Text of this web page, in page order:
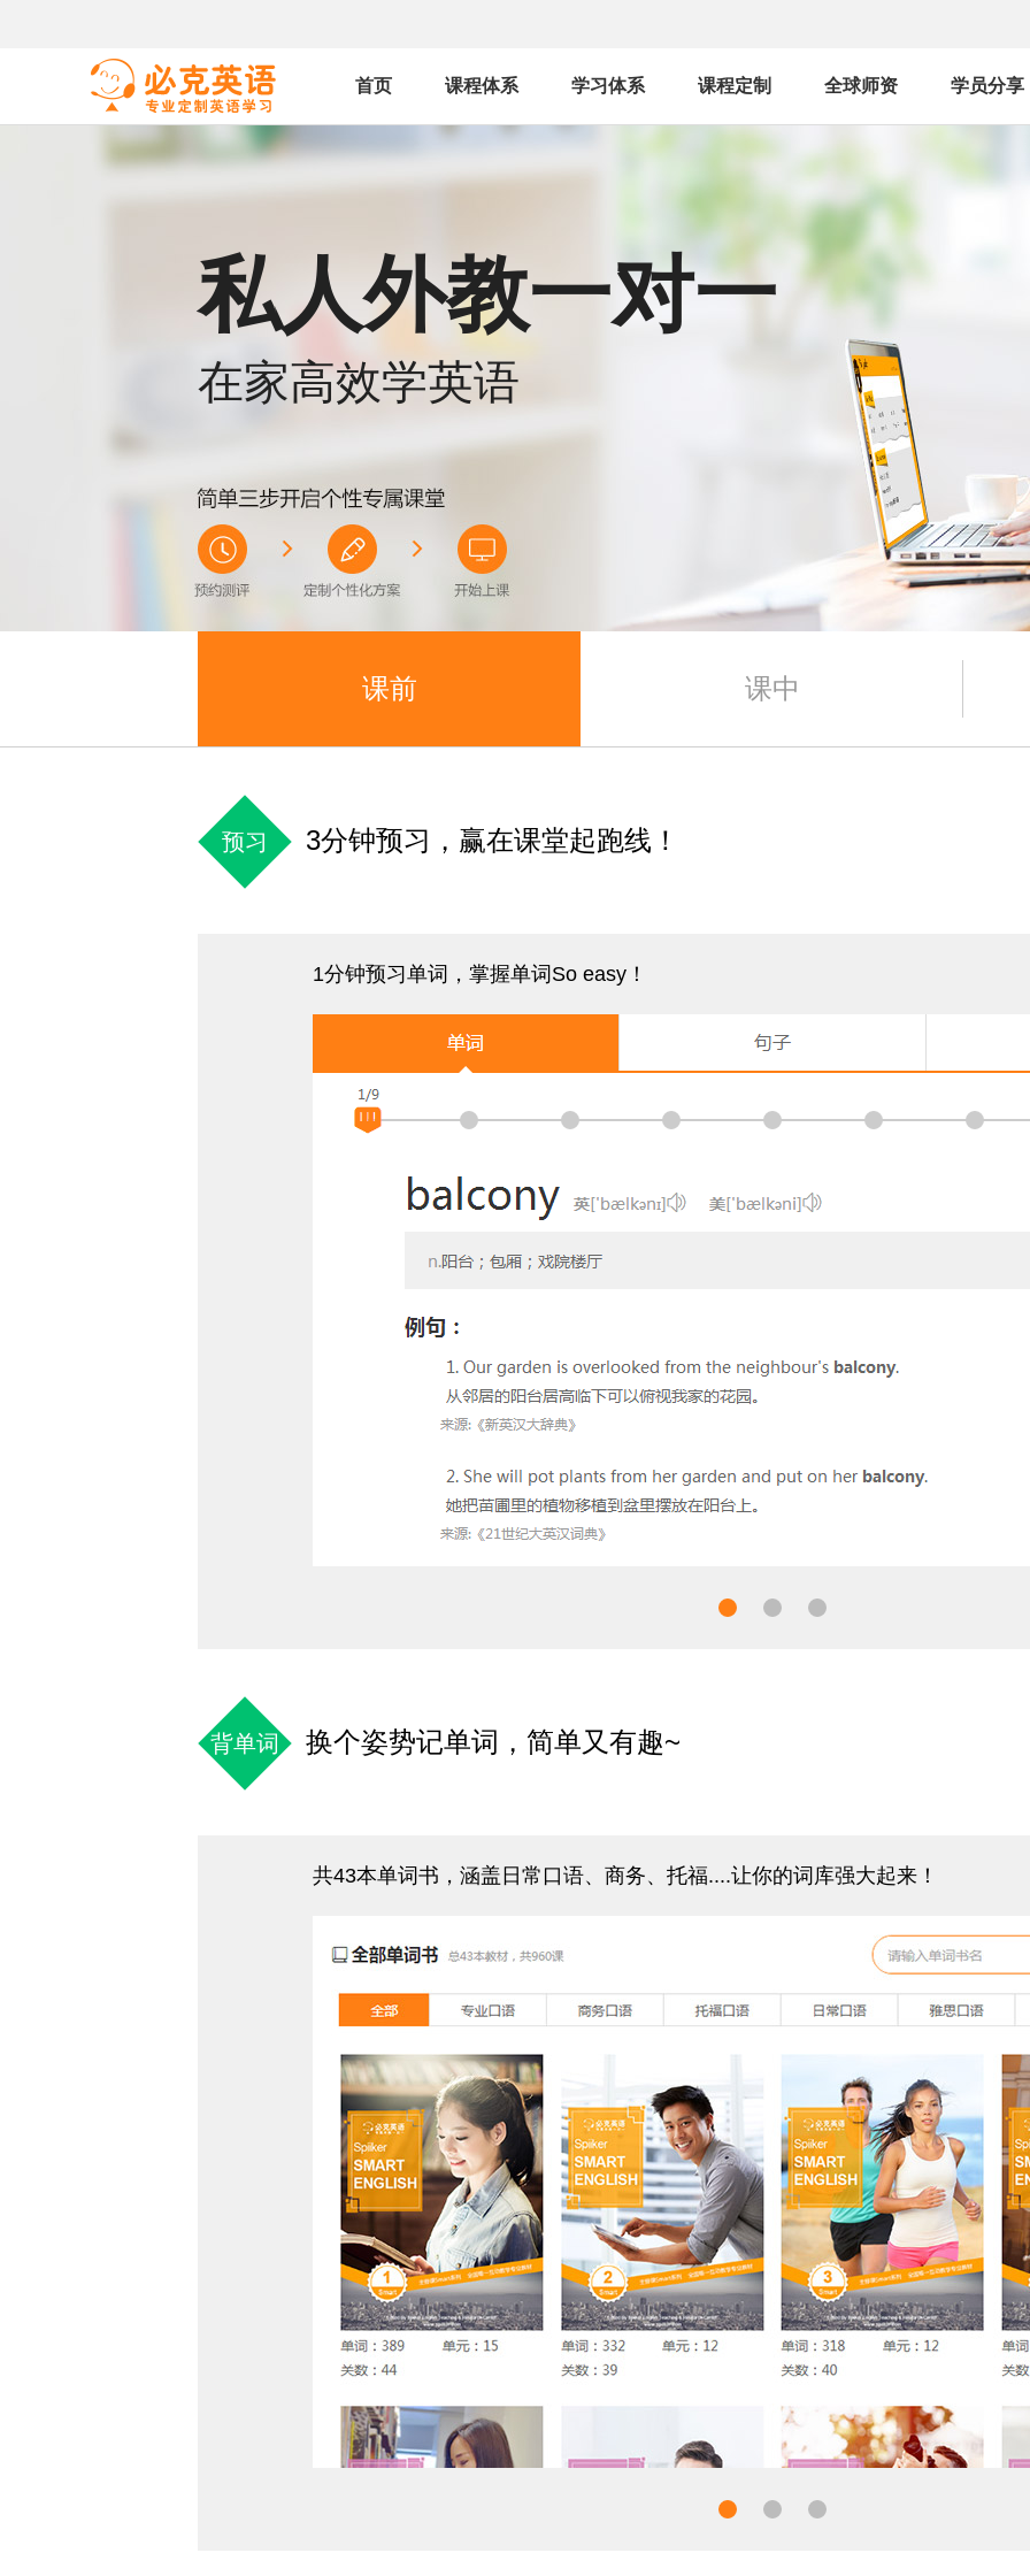
首页 课程体系 学习体系 课程定制 全球师资 学员分享
私人外教一对一
在家高效学英语
课前 课中
预习 3分钟预习，赢在课堂起跑线！
1分钟预习单词，掌握单词So easy！
背单词 换个姿势记单词，简单又有趣~
共43本单词书，涵盖日常口语、商务、托福....让你的词库强大起来！